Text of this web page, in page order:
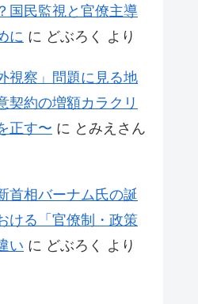
国民監視と官僚主導
に に どぶろく より
視察」問題に見る地
契約の増額カラクリ
正す〜 に とみえさん
首相バーナム氏の誕
ける「官僚制・政策
い に どぶろく より